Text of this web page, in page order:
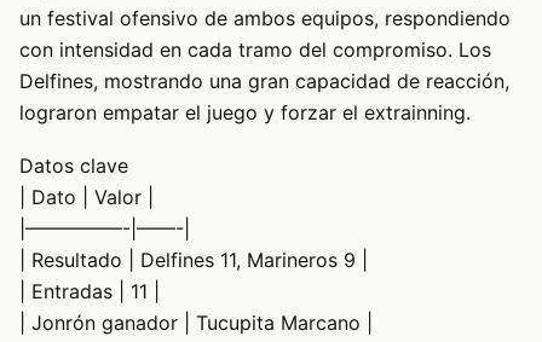
un festival ofensivo de ambos equipos, respondiendo
con intensidad en cada tramo del compromiso. Los
Delfines, mostrando una gran capacidad de reacción,
lograron empatar el juego y forzar el extrainning.
Datos clave
| Dato | Valor |
|—————-|——-|
| Resultado | Delfines 11, Marineros 9 |
| Entradas | 11 |
| Jonrón ganador | Tucupita Marcano |